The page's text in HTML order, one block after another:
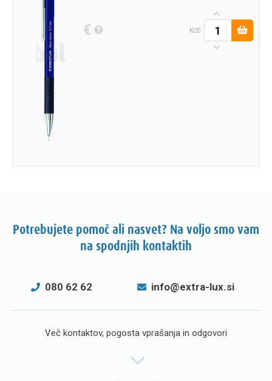
€ KOS
Potrebujete pomoč ali nasvet? Na voljo smo vam
na spodnjih kontaktih
080 62 62 info@extra-lux.si
Več kontaktov, pogosta vprašanja in odgovori